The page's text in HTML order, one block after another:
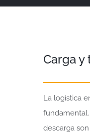
Carga
La logística
descarga